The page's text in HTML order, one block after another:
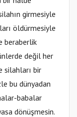
girmesiyle
öldürmesiyle
beraberlik
değil her
silahları bir
bu dünyadan
babalar
dönüşmesin.